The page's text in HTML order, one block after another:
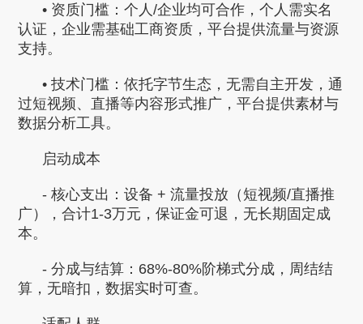
• 资质门槛：个人/企业均可合作，个人需实名
认证，企业需基础工商资质，平台提供流量与资源
支持。
• 技术门槛：依托字节生态，无需自主开发，通
过短视频、直播等内容形式推广，平台提供素材与
数据分析工具。
启动成本
- 核心支出：设备 + 流量投放（短视频/直播推
广），合计1-3万元，保证金可退，无长期固定成
本。
- 分成与结算：68%-80%阶梯式分成，周结结
算，无暗扣，数据实时可查。